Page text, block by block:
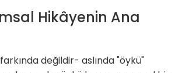
Hikâyenin Ana
değildir- aslında "öykü"